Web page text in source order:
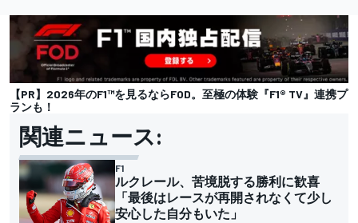
【PR】2026年のF1™を見るならFOD。至極の体験『F1® TV』連携プ
ランも！
関連ニュース:
F1
ルクレール、苦境脱する勝利に歓喜
「最後はレースが再開されなくて少し
安心した自分もいた」